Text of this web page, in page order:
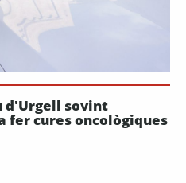
d'Urgell sovint
fer cures oncològiques